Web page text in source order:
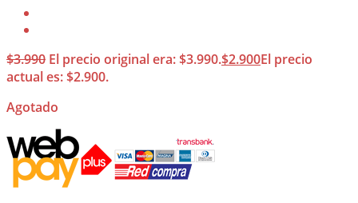
$3.990 El precio original era: $3.990.$2.900El precio
actual es: $2.900.
Agotado